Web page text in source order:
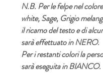
N.B. Per le felpe nel
white, Sage, Grigio
il ricamo del testo e di
sarà effettuato in NERO.
Per i restanti colori la
sarà eseguita in BIANCO.